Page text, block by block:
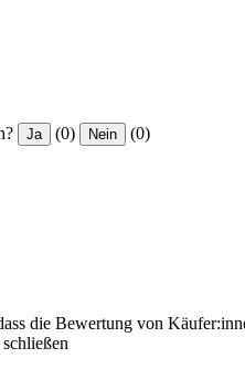
Ja (0) Nein (0)
die Bewertung von